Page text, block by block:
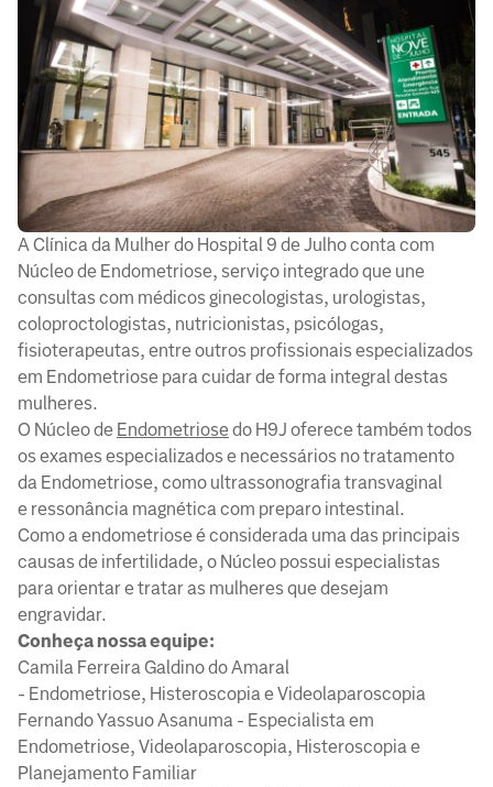
A Clínica da Mulher do Hospital 9 de Julho conta com
Núcleo de Endometriose, serviço integrado que une
consultas com médicos ginecologistas, urologistas,
coloproctologistas, nutricionistas, psicólogas,
fisioterapeutas, entre outros profissionais especializados
em Endometriose para cuidar de forma integral destas
mulheres.
O Núcleo de Endometriosedo H9J oferece também todos
os exames especializados e necessários no tratamento
da Endometriose, como ultrassonografia transvaginal
e ressonância magnética com preparo intestinal.
Como a endometriose é considerada uma das principais
causas de infertilidade, o Núcleo possui especialistas
para orientar e tratar as mulheres que desejam
engravidar.
Conheça nossa equipe:
Camila Ferreira Galdino do Amaral
- Endometriose, Histeroscopia e Videolaparoscopia
Fernando Yassuo Asanuma - Especialista em
Endometriose, Videolaparoscopia, Histeroscopia e
Planejamento Familiar